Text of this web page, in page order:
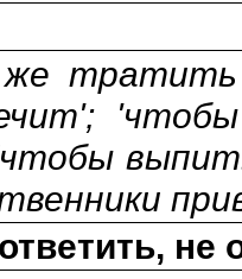
тратить
не